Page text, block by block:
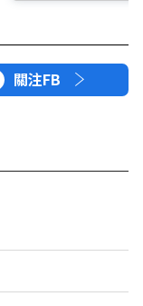
關注FB